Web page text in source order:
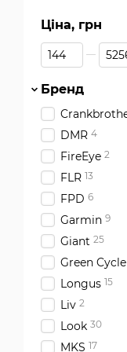
Ціна, грн
Від Ціна, грн
До Ціна, грн
Бренд
DMR 4
FireEye 2
FLR 13
FPD 6
Garmin 9
Giant 25
Green Cycle
Longus 15
Liv 2
Look 30
MKS 17